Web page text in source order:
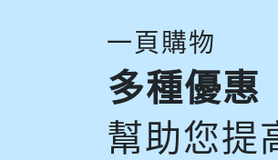
一頁購物
多種優惠
幫助您提